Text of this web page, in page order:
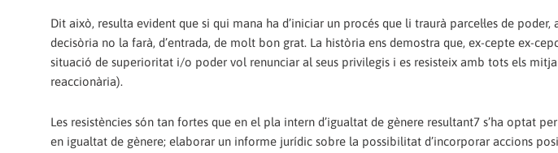
Dit això, resulta evident que si qui mana ha d’iniciar un procés que li traurà parcel·les de
decisòria no la farà, d’entrada, de molt bon grat. La història ens demostra que, ex-cepte ex-
situació de superioritat i/o poder vol renunciar al seus privilegis i es resisteix amb tots els
reaccionària).
Les resistències són tan fortes que en el pla intern d’igualtat de gènere resultant7 s’ha optat
en igualtat de gènere; elaborar un informe jurídic sobre la possibilitat d’incorporar accions